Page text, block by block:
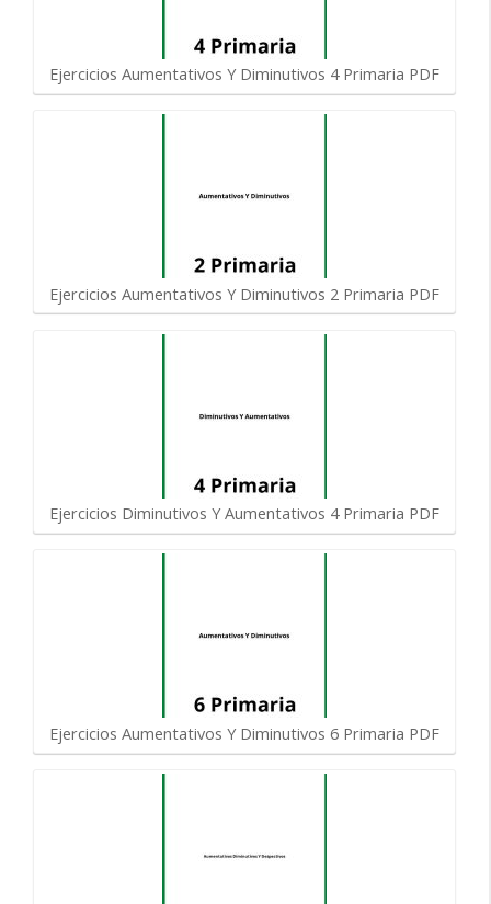
Ejercicios Aumentativos Y Diminutivos 4 Primaria PDF
Ejercicios Aumentativos Y Diminutivos 2 Primaria PDF
Ejercicios Diminutivos Y Aumentativos 4 Primaria PDF
Ejercicios Aumentativos Y Diminutivos 6 Primaria PDF